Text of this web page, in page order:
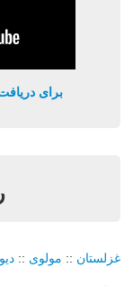
برای
غزلستان :: مولوی ::